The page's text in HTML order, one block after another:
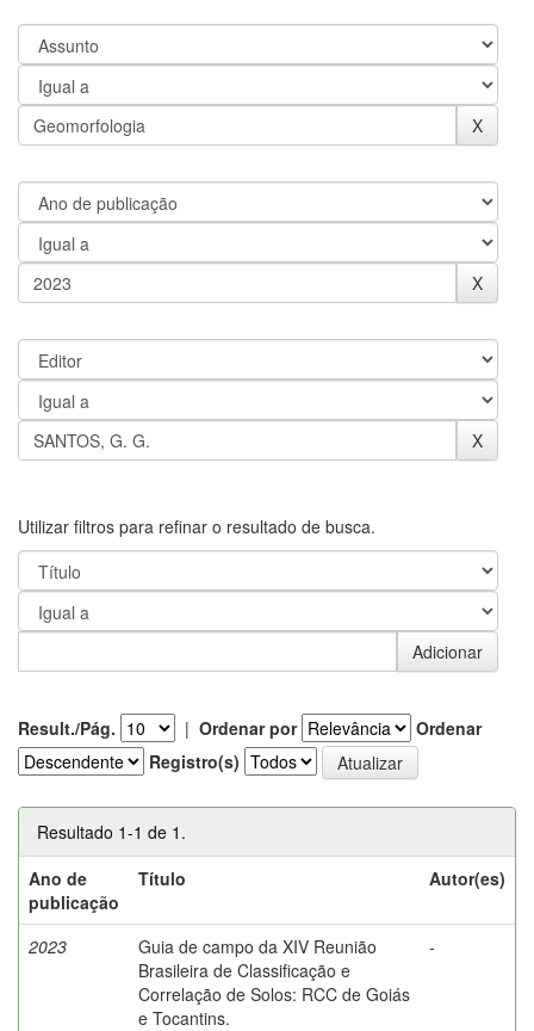
Utilizar filtros para refinar o resultado de busca.
Result./Pág. | Ordenar por
Ordenar
Registro(s)
Resultado 1-1 de 1.
Ano de
publicação
Título Autor(es)
2023
Guia de campo da XIV Reunião
Brasileira de Classificação e
Correlação de Solos: RCC de Goiás
e Tocantins.
-